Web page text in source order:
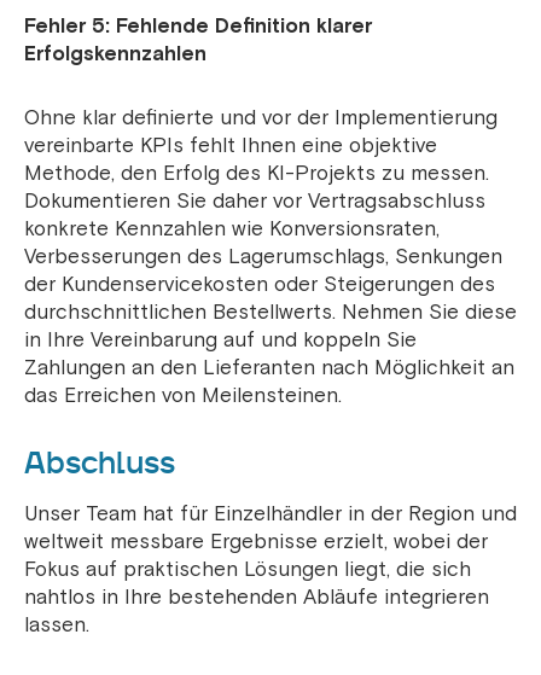
Fehler 5: Fehlende Definition klarer
Erfolgskennzahlen
Ohne klar definierte und vor der Implementierung
vereinbarte KPIs fehlt Ihnen eine objektive
Methode, den Erfolg des KI-Projekts zu messen.
Dokumentieren Sie daher vor Vertragsabschluss
konkrete Kennzahlen wie Konversionsraten,
Verbesserungen des Lagerumschlags, Senkungen
der Kundenservicekosten oder Steigerungen des
durchschnittlichen Bestellwerts. Nehmen Sie diese
in Ihre Vereinbarung auf und koppeln Sie
Zahlungen an den Lieferanten nach Möglichkeit an
das Erreichen von Meilensteinen.
Abschluss
Unser Team hat für Einzelhändler in der Region und
weltweit messbare Ergebnisse erzielt, wobei der
Fokus auf praktischen Lösungen liegt, die sich
nahtlos in Ihre bestehenden Abläufe integrieren
lassen.